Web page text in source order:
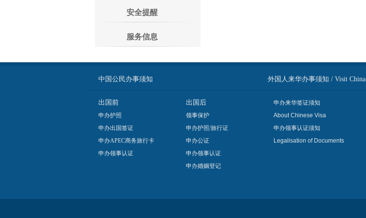
安全提醒
服务信息
中国公民办事须知 外国人来华办事须知 / Visit China
出国前
申办护照
申办出国签证
申办APEC商务旅行卡
申办领事认证
出国后
领事保护
申办护照/旅行证
申办公证
申办领事认证
申办婚姻登记
申办来华签证须知
About Chinese Visa
申办领事认证须知
Legalisation of Documents